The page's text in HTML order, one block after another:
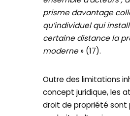
prisme davantage
qu’individuel qui
certaine distance la
moderne» (17).
Outre des limitations
concept juridique, les
droit de propriété sont